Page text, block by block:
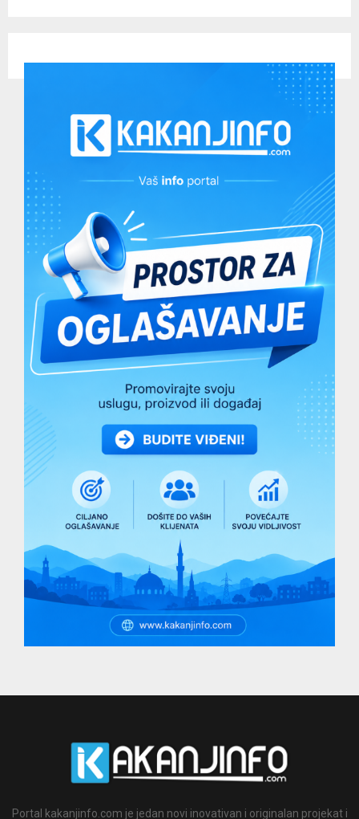
Portal kakanjinfo.com je jedan novi inovativan i originalan projekat i